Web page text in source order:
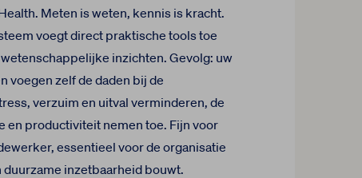
Meten is weten, kennis is kracht.
voegt direct praktische tools toe
wetenschappelijke inzichten. Gevolg: uw
voegen zelf de daden bij de
verzuim en uitval verminderen, de
en productiviteit nemen toe. Fijn voor
essentieel voor de organisatie
duurzame inzetbaarheid bouwt.